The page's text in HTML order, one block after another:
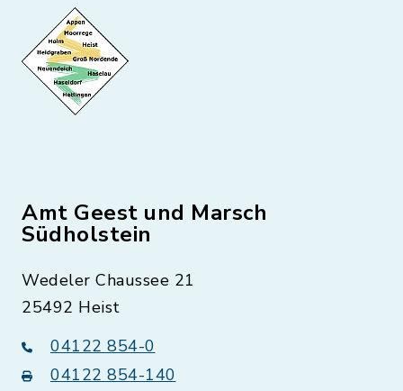
Amt Geest und Marsch
Südholstein
Wedeler Chaussee 21
25492 Heist
04122 854-0
04122 854-140